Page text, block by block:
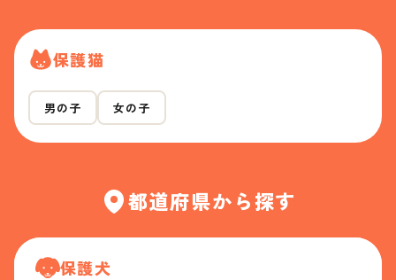
保護猫
男の子 女の子
都道府県から探す
保護犬